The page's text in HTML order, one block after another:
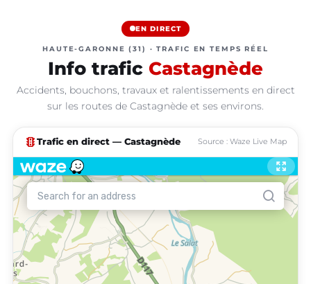
EN DIRECT
HAUTE-GARONNE (31) · TRAFIC EN TEMPS RÉEL
Info trafic Castagnède
Accidents, bouchons, travaux et ralentissements en direct
sur les routes de Castagnède et ses environs.
traffic Trafic en direct — Castagnède Source : Waze Live Map